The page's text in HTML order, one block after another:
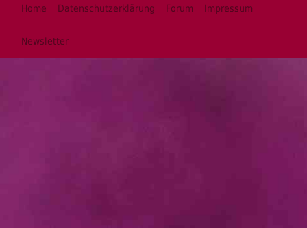
Home Datenschutzerklärung Forum Impressum
Newsletter